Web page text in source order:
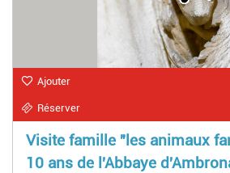
Ajouter
Réserver
Visite famille "les animaux
10 ans de l'Abbaye